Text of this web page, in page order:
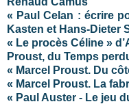
« Paul Celan : écrire
Kasten et Hans-Dieter
« Le procès Céline »
Proust, du Temps
« Marcel Proust. Du
« Marcel Proust. La
« Paul Auster - Le jeu